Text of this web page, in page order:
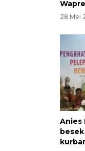
28 Mei
Anies